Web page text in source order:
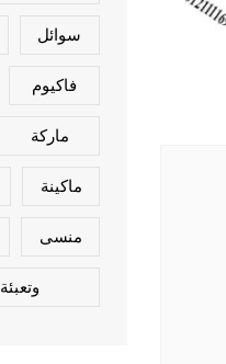
سوائل
فاكيوم
ماركة
ماكينة
منسى
وتعبئة